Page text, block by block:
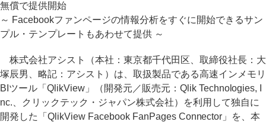
無償で提供開始
～ Facebookファンページの情報分析をすぐに開始できるサン
プル・テンプレートもあわせて提供 ～
株式会社アシスト（本社：東京都千代田区、取締役社長：大
塚辰男、略記：アシスト）は、取扱製品である高速インメモリ
BIツール「QlikView」（開発元／販売元：Qlik Technologies, I
nc.、クリックテック・ジャパン株式会社）を利用して独自に
開発した「QlikView Facebook FanPages Connector」を、本